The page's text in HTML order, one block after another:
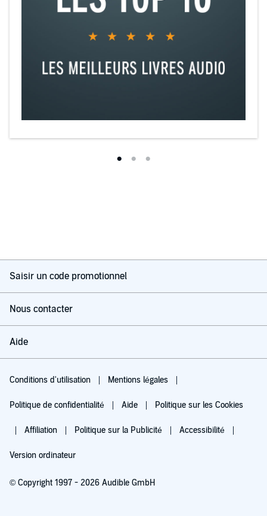
Saisir un code promotionnel
Nous contacter
Aide
Conditions d'utilisation Mentions légales
Politique de confidentialité Aide Politique sur les Cookies
Affiliation Politique sur la Publicité Accessibilité
Version ordinateur
© Copyright 1997 - 2026 Audible GmbH